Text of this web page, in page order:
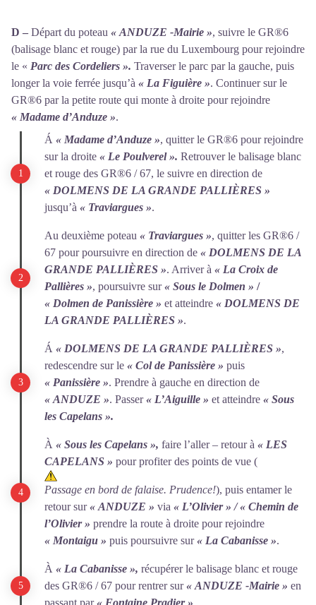
D – Départ du poteau « ANDUZE -Mairie », suivre le GR®6
(balisage blanc et rouge) par la rue du Luxembourg pour rejoindre
le « Parc des Cordeliers ». Traverser le parc par la gauche, puis
longer la voie ferrée jusqu’à « La Figuière ». Continuer sur le
GR®6 par la petite route qui monte à droite pour rejoindre
« Madame d’Anduze ».
Á « Madame d’Anduze », quitter le GR®6 pour rejoindre
sur la droite « Le Poulverel ». Retrouver le balisage blanc
et rouge des GR®6 / 67, le suivre en direction de
« DOLMENS DE LA GRANDE PALLIÈRES »
jusqu’à « Traviargues ».
Au deuxième poteau « Traviargues », quitter les GR®6 /
67 pour poursuivre en direction de « DOLMENS DE LA
GRANDE PALLIÈRES ». Arriver à « La Croix de
Pallières », poursuivre sur« Sous le Dolmen » /
« Dolmen de Panissière » et atteindre « DOLMENS DE
LA GRANDE PALLIÈRES ».
Á « DOLMENS DE LA GRANDE PALLIÈRES »,
redescendre sur le « Col de Panissière » puis
« Panissière ». Prendre à gauche en direction de
« ANDUZE ». Passer« L’Aiguille » et atteindre « Sous
les Capelans ».
À « Sous les Capelans », faire l’aller – retour à « LES
CAPELANS » pour profiter des points de vue (
Passage en bord de falaise. Prudence!), puis entamer le
retour sur« ANDUZE » via « L’Olivier » / « Chemin de
l’Olivier » prendre la route à droite pour rejoindre
« Montaigu » puis poursuivre sur« La Cabanisse ».
À « La Cabanisse », récupérer le balisage blanc et rouge
des GR®6 / 67 pour rentrer sur« ANDUZE -Mairie » en